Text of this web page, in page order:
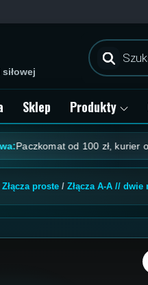
produktów
Sklep Produkty
od 100 zł, kurier od 200
Złącza proste / Złącza A-A // dwie